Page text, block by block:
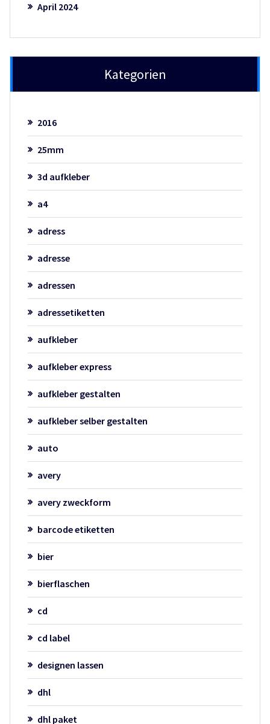
April 2024
Kategorien
2016
25mm
3d aufkleber
a4
adress
adresse
adressen
adressetiketten
aufkleber
aufkleber express
aufkleber gestalten
aufkleber selber gestalten
auto
avery
avery zweckform
barcode etiketten
bier
bierflaschen
cd
cd label
designen lassen
dhl
dhl paket